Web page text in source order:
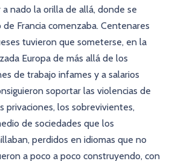
nado la orilla de allá, donde se
Francia comenzaba. Centenares
tuvieron que someterse, en la
Europa de más allá de los
de trabajo infames y a salarios
soportar las violencias de
privaciones, los sobrevivientes,
de sociedades que los
perdidos en idiomas que no
a poco a poco construyendo, con